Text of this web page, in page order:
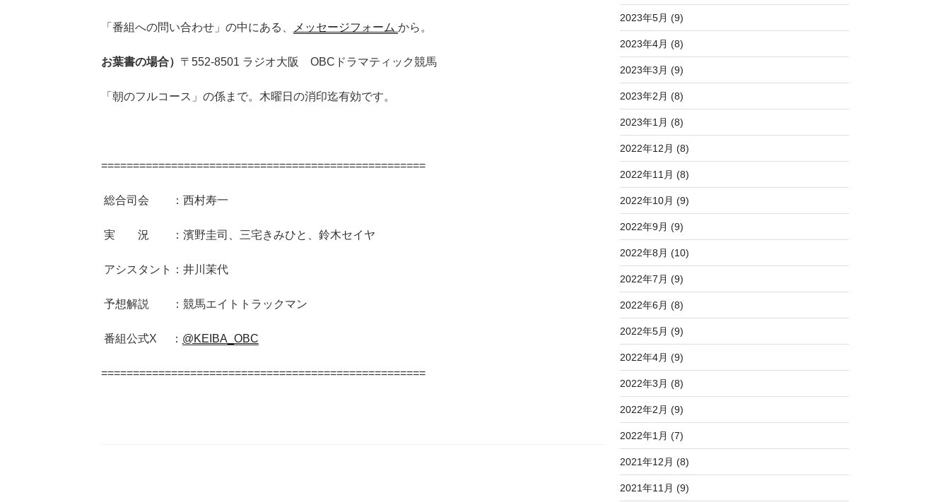
「番組への問い合わせ」の中にある、 メッセージフォーム から。
お葉書の場合） 〒552-8501 ラジオ大阪 OBCドラマティック競馬
「朝のフルコース」の係まで。木曜日の消印迄有効です。
===================================================
総合司会 ：西村寿一
実 況 ：濱野圭司、三宅きみひと、鈴木セイヤ
アシスタント：井川茉代
予想解説 ：競馬エイトトラックマン
番組公式X ： @KEIBA_OBC
===================================================
2023年5月 (9)
2023年4月 (8)
2023年3月 (9)
2023年2月 (8)
2023年1月 (8)
2022年12月 (8)
2022年11月 (8)
2022年10月 (9)
2022年9月 (9)
2022年8月 (10)
2022年7月 (9)
2022年6月 (8)
2022年5月 (9)
2022年4月 (9)
2022年3月 (8)
2022年2月 (9)
2022年1月 (7)
2021年12月 (8)
2021年11月 (9)